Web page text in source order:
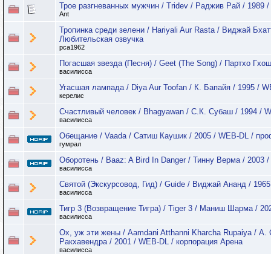
Трое разгневанных мужчин / Tridev / Раджив Рай / 1989 /
Ant
Тропинка среди зелени / Hariyali Aur Rasta / Виджай
Любительская озвучка
pca1962
Погасшая звезда (Песня) / Geet (The Song) / Партхо
василисса
Угасшая лампада / Diya Aur Toofan / К. Бапайя / 1995 /
керелис
Счастливый человек / Bhagyawan / С.К. Субаш / 1994 /
василисса
Обещание / Vaada / Сатиш Каушик / 2005 / WEB-DL /
гумрал
Оборотень / Baaz: A Bird In Danger / Тинну Верма / 2003
василисса
Святой (Экскурсовод, Гид) / Guide / Виджай Ананд /
василисса
Тигр 3 (Возвращение Тигра) / Tiger 3 / Маниш Шарма /
василисса
Ох, уж эти жены / Aamdani Atthanni Kharcha Rupaiya /
Ракхавендра / 2001 / WEB-DL / корпорация Арена
василисса